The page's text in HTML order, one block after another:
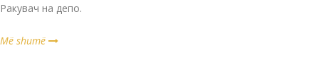
Ракувач на депо.
Më shumë